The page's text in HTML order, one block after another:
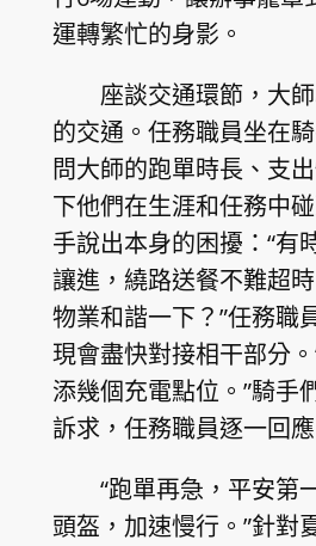
運轉繁忙的身影。
座談交通環節，大
的交通。任務職員坐在
問大師的跑單時長、支
下他們在生涯和任務中
手說出本身的困擾：“有
讓進，繞路送餐不難超
物業和諧一下？”任務職
現會盡快對接相干部分
添幾個充電點位。”騎手
訴求，任務職員逐一回應
“跑單再急，平安第
頭盔，加速慢行。”針對